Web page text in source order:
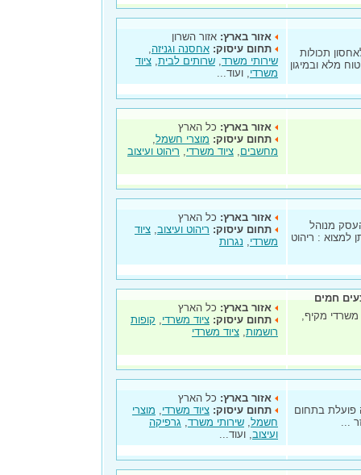
תכולות
מלא ובמיגון
אזור בארץ: אזור השרון
תחום עיסוק: אחסנה וגניזה,
שירותי משרד, שרותים לבית, ציוד
משרדי, ועוד...
אזור בארץ: כל הארץ
תחום עיסוק: מוצרי חשמל,
מחשבים, ציוד משרדי, ריהוט ועיצוב
מנוהל
מוצרינו ניתן למצוא : ריהוט
אזור בארץ: כל הארץ
תחום עיסוק: ריהוט ועיצוב, ציוד
משרדי, נגרות
חמים
משרדי מקיף,
אזור בארץ: כל הארץ
תחום עיסוק: ציוד משרדי, קופות
רושמות, ציוד משרדי
1989 . החברה פועלת בתחום
...
אזור בארץ: כל הארץ
תחום עיסוק: ציוד משרדי, מוצרי
חשמל, שירותי משרד, גרפיקה
ועיצוב, ועוד...